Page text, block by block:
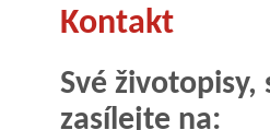
Kontakt
Své životopisy,
zasílejte na: